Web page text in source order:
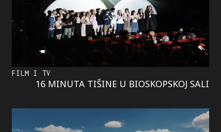
FILM I TV
16 MINUTA TIŠINE U BIOSKOPSKOJ SALI